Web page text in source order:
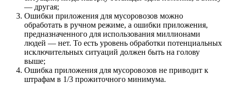
— другая;
Ошибки приложения для мусоровозов можно
обработать в ручном режиме, а ошибки приложения,
предназначенного для использования миллионами
людей — нет. То есть уровень обработки потенциальных
исключительных ситуаций должен быть на голову
выше;
Ошибка приложения для мусоровозов не приводит к
штрафам в 1/3 прожиточного минимума.